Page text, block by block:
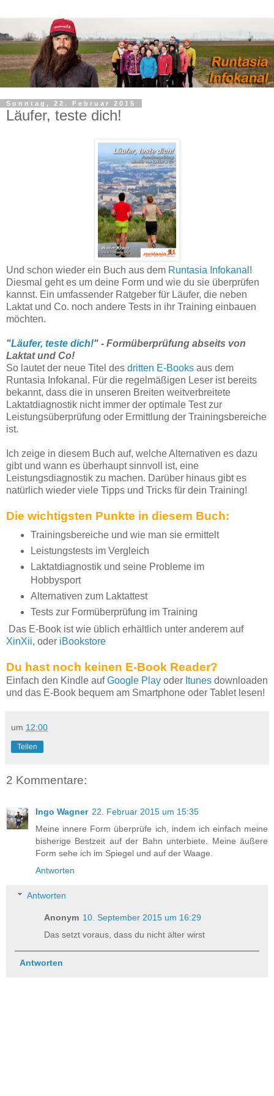
Sonntag, 22. Februar 2015
Läufer, teste dich!
Und schon wieder ein Buch aus dem Runtasia Infokanal !
Diesmal geht es um deine Form und wie du sie überprüfen
kannst. Ein umfassender Ratgeber für Läufer, die neben
Laktat und Co. noch andere Tests in ihr Training einbauen
möchten.
"Läufer, teste dich!" - Formüberprüfung abseits von
Laktat und Co!
So lautet der neue Titel des dritten E-Books aus dem
Runtasia Infokanal. Für die regelmäßigen Leser ist bereits
bekannt, dass die in unseren Breiten weitverbreitete
Laktatdiagnostik nicht immer der optimale Test zur
Leistungsüberprüfung oder Ermittlung der Trainingsbereiche
ist.
Ich zeige in diesem Buch auf, welche Alternativen es dazu
gibt und wann es überhaupt sinnvoll ist, eine
Leistungsdiagnostik zu machen. Darüber hinaus gibt es
natürlich wieder viele Tipps und Tricks für dein Training!
Die wichtigsten Punkte in diesem Buch:
Trainingsbereiche und wie man sie ermittelt
Leistungstests im Vergleich
Laktatdiagnostik und seine Probleme im
Hobbysport
Alternativen zum Laktattest
Tests zur Formüberprüfung im Training
Das E-Book ist wie üblich erhältlich unter anderem auf
XinXii, oder iBookstore
Du hast noch keinen E-Book Reader?
Einfach den Kindle aufGoogle Play oder Itunes downloaden
und das E-Book bequem am Smartphone oder Tablet lesen!
um 12:00
Teilen
2 Kommentare:
Ingo Wagner 22. Februar 2015 um 15:35
Meine innere Form überprüfe ich, indem ich einfach meine
bisherige Bestzeit auf der Bahn unterbiete. Meine äußere
Form sehe ich im Spiegel und auf der Waage.
Antworten
Antworten
Anonym 10. September 2015 um 16:29
Das setzt voraus, dass du nicht älter wirst
Antworten